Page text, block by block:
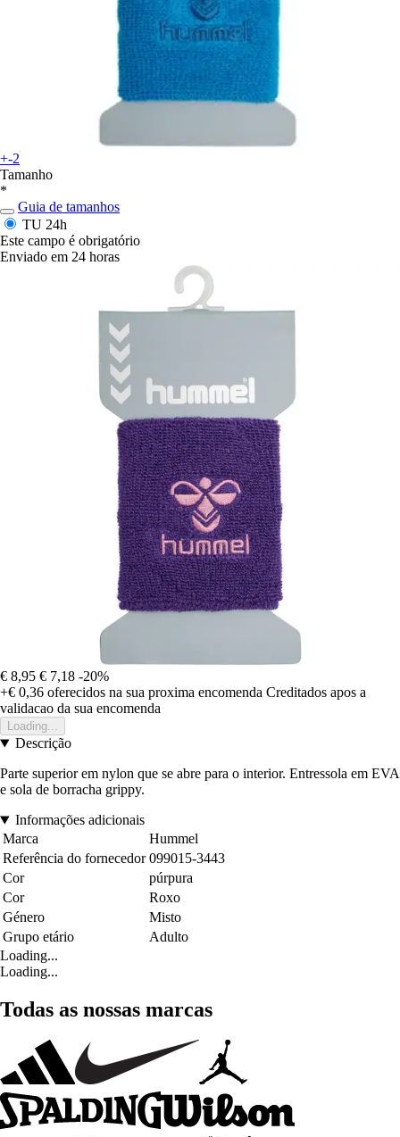
+-2
Tamanho
*
Guia de tamanhos
TU 24h
Este campo é obrigatório
Enviado em 24 horas
€ 8,95 € 7,18 -20%
+€ 0,36 oferecidos na sua proxima encomenda Creditados apos a
validacao da sua encomenda
Loading...
Descrição
Parte superior em nylon que se abre para o interior. Entressola em EVA
e sola de borracha grippy.
Informações adicionais
Marca
Hummel
Referência do fornecedor 099015-3443
Cor
púrpura
Cor
Roxo
Género
Misto
Grupo etário
Adulto
Loading...
Loading...
Todas as nossas marcas